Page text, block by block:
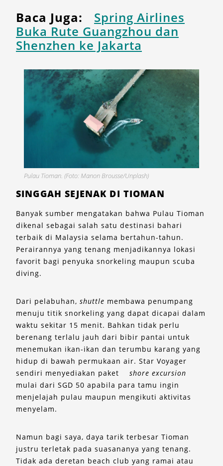
Baca Juga:
Spring Airlines
Buka Rute Guangzhou dan
Shenzhen ke Jakarta
Pulau Tioman. (Foto: Manon Brousse/Unplash)
SINGGAH SEJENAK DI TIOMAN
Banyak sumber mengatakan bahwa Pulau Tioman
dikenal sebagai salah satu destinasi bahari
terbaik di Malaysia selama bertahun-tahun.
Perairannya yang tenang menjadikannya lokasi
favorit bagi penyuka snorkeling maupun scuba
diving.
Dari pelabuhan, shuttle membawa penumpang
menuju titik snorkeling yang dapat dicapai dalam
waktu sekitar 15 menit. Bahkan tidak perlu
berenang terlalu jauh dari bibir pantai untuk
menemukan ikan-ikan dan terumbu karang yang
hidup di bawah permukaan air. Star Voyager
sendiri menyediakan paket
shore excursion
mulai dari SGD 50 apabila para tamu ingin
menjelajah pulau maupun mengikuti aktivitas
menyelam.
Namun bagi saya, daya tarik terbesar Tioman
justru terletak pada suasananya yang tenang.
Tidak ada deretan beach club yang ramai atau